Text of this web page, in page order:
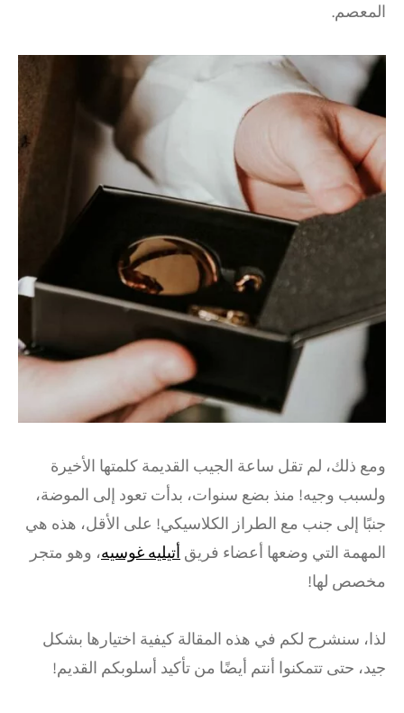
المعصم.
ومع ذلك، لم تقل ساعة الجيب القديمة كلمتها الأخيرة
ولسبب وجيه! منذ بضع سنوات، بدأت تعود إلى الموضة،
جنبًا إلى جنب مع الطراز الكلاسيكي! على الأقل، هذه هي
المهمة التي وضعها أعضاء فريق أتيليه غوسيه، وهو متجر
مخصص لها!
لذا، سنشرح لكم في هذه المقالة كيفية اختيارها بشكل
جيد، حتى تتمكنوا أنتم أيضًا من تأكيد أسلوبكم القديم!